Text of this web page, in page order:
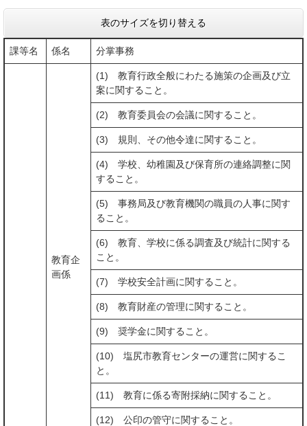
表のサイズを切り替える
課等名 係名 分掌事務
教育企
画係
(1) 教育行政全般にわたる施策の企画及び立
案に関すること。
(2) 教育委員会の会議に関すること。
(3) 規則、その他令達に関すること。
(4) 学校、幼稚園及び保育所の連絡調整に関
すること。
(5) 事務局及び教育機関の職員の人事に関す
ること。
(6) 教育、学校に係る調査及び統計に関する
こと。
(7) 学校安全計画に関すること。
(8) 教育財産の管理に関すること。
(9) 奨学金に関すること。
(10) 塩尻市教育センターの運営に関するこ
と。
(11) 教育に係る寄附採納に関すること。
(12) 公印の管守に関すること。